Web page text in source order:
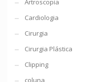
Artroscopia
Cardiologia
Cirurgia
Cirurgia Plástica
Clipping
coluna